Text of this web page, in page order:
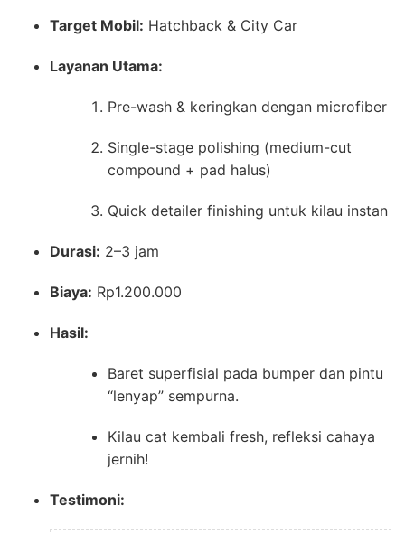
Target Mobil: Hatchback & City Car
Layanan Utama:
Pre-wash & keringkan dengan microfiber
Single-stage polishing (medium-cut
compound + pad halus)
Quick detailer finishing untuk kilau instan
Durasi: 2–3 jam
Biaya: Rp1.200.000
Hasil:
Baret superfisial pada bumper dan pintu
“lenyap” sempurna.
Kilau cat kembali fresh, refleksi cahaya
jernih!
Testimoni: